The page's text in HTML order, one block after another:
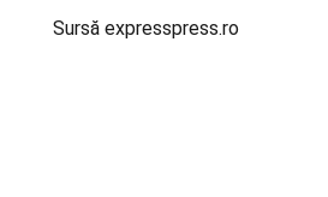
Sursă expresspress.ro